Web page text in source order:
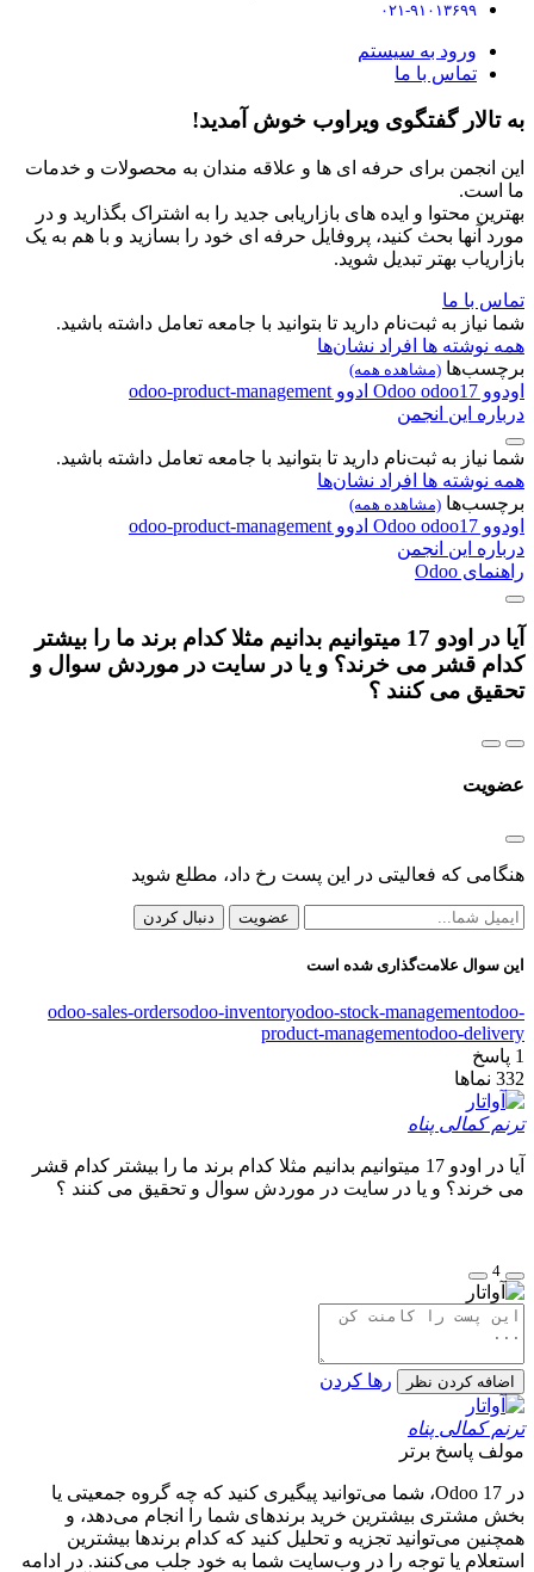
۰۲۱-۹۱۰۱۳۶۹۹
ورود به سیستم
تماس با ما
به تالار گفتگوی ویراوب خوش آمدید!
این انجمن برای حرفه ای ها و علاقه مندان به محصولات و خدمات
ما است.
بهترین محتوا و ایده های بازاریابی جدید را به اشتراک بگذارید و در
مورد آنها بحث کنید، پروفایل حرفه ای خود را بسازید و با هم به یک
بازاریاب بهتر تبدیل شوید.
تماس با ما
شما نیاز به ثبت‌نام دارید تا بتوانید با جامعه تعامل داشته باشید.
همه نوشته ها افراد نشان‌ها
برچسب‌ها (مشاهده همه)
اودوو Odoo odoo17 ادوو odoo-product-management
درباره این انجمن
شما نیاز به ثبت‌نام دارید تا بتوانید با جامعه تعامل داشته باشید.
همه نوشته ها افراد نشان‌ها
برچسب‌ها (مشاهده همه)
اودوو Odoo odoo17 ادوو odoo-product-management
درباره این انجمن
راهنمای Odoo
آیا در اودو 17 میتوانیم بدانیم مثلا کدام برند ما را بیشتر
کدام قشر می خرند؟ و یا در سایت در موردش سوال و
تحقیق می کنند ؟
عضویت
هنگامی که فعالیتی در این پست رخ داد، مطلع شوید
عضویت دنبال کردن
این سوال علامت‌گذاری شده است
odoo-sales-ordersodoo-inventoryodoo-stock-managementodoo-
product-managementodoo-delivery
1 پاسخ
332 نماها
ترنم کمالی پناه
آیا در اودو 17 میتوانیم بدانیم مثلا کدام برند ما را بیشتر کدام قشر
می خرند؟ و یا در سایت در موردش سوال و تحقیق می کنند ؟
4
اضافه کردن نظر رها کردن
ترنم کمالی پناه
مولف پاسخ برتر
در Odoo 17، شما می‌توانید پیگیری کنید که چه گروه جمعیتی یا
بخش مشتری بیشترین خرید برندهای شما را انجام می‌دهد، و
همچنین می‌توانید تجزیه و تحلیل کنید که کدام برندها بیشترین
استعلام یا توجه را در وب‌سایت شما به خود جلب می‌کنند. در ادامه